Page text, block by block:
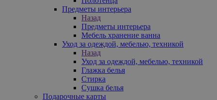
Предметы интерьера
Назад
Предметы интерьера
Мебель хранение ванна
Уход за одеждой, мебелью, техникой
Назад
Уход за одеждой, мебелью, техникой
Глажка белья
Стирка
Сушка белья
Подарочные карты